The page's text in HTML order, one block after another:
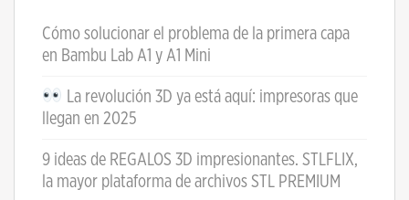
Cómo solucionar el problema de la primera capa
en Bambu Lab A1 y A1 Mini
La revolución 3D ya está aquí: impresoras que
llegan en 2025
9 ideas de REGALOS 3D impresionantes. STLFLIX,
la mayor plataforma de archivos STL PREMIUM